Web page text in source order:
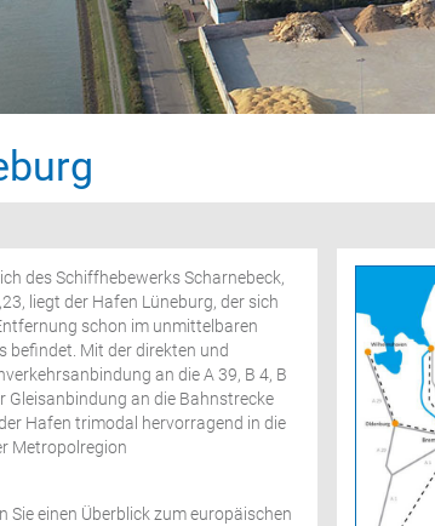
des Schiffhebewerks Scharnebeck,
liegt der Hafen Lüneburg, der sich
schon im unmittelbaren
befindet. Mit der direkten und
an die A 39, B 4, B
Gleisanbindung an die Bahnstrecke
Hafen trimodal hervorragend in die
Metropolregion
Sie einen Überblick zum europäischen